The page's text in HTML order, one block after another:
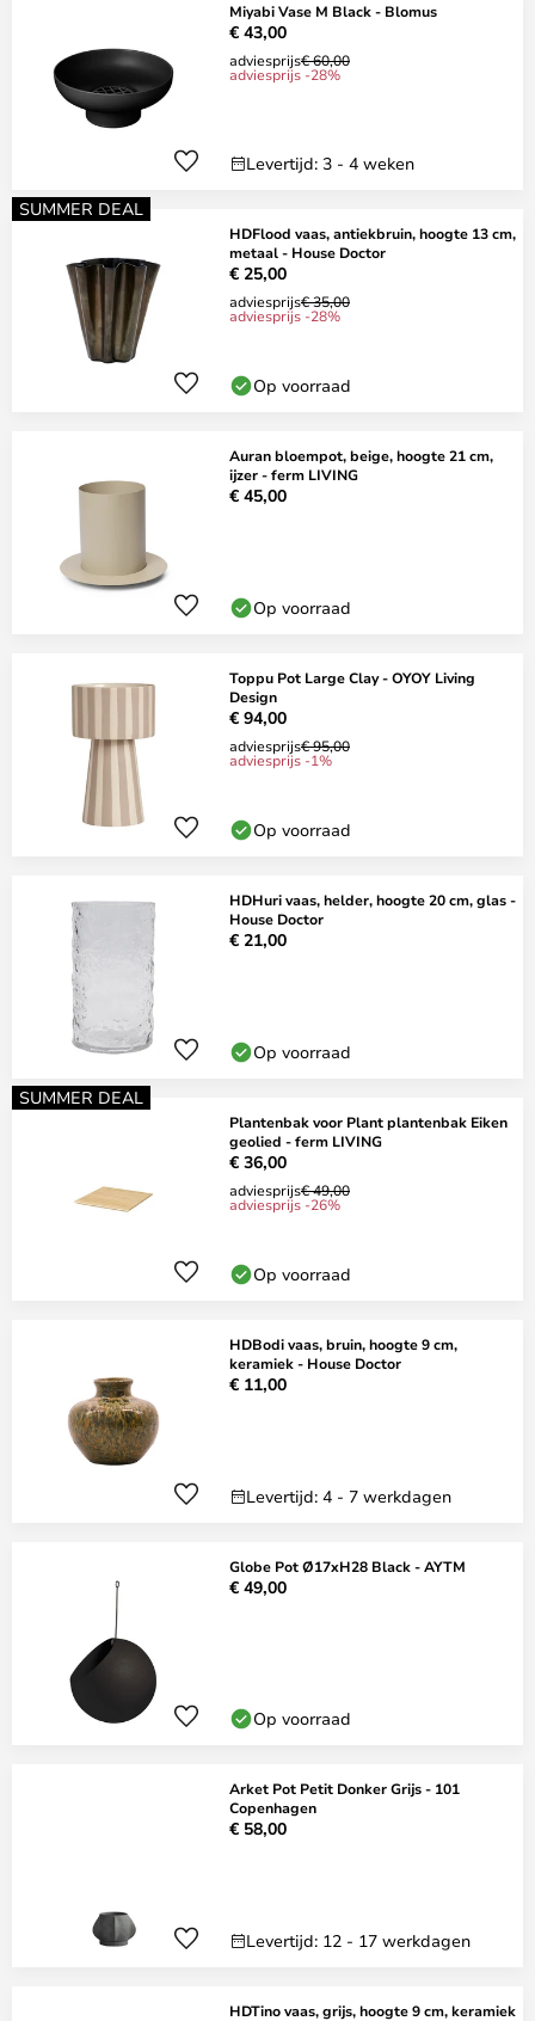
Miyabi Vase M Black - Blomus
€ 43,00
adviesprijs€ 60,00
adviesprijs -28%
Levertijd: 3 - 4 weken
SUMMER DEAL
HDFlood vaas, antiekbruin, hoogte 13 cm,
metaal - House Doctor
€ 25,00
adviesprijs€ 35,00
adviesprijs -28%
Op voorraad
Auran bloempot, beige, hoogte 21 cm,
ijzer - ferm LIVING
€ 45,00
Op voorraad
Toppu Pot Large Clay - OYOY Living
Design
€ 94,00
adviesprijs€ 95,00
adviesprijs -1%
Op voorraad
HDHuri vaas, helder, hoogte 20 cm, glas -
House Doctor
€ 21,00
Op voorraad
SUMMER DEAL
Plantenbak voor Plant plantenbak Eiken
geolied - ferm LIVING
€ 36,00
adviesprijs€ 49,00
adviesprijs -26%
Op voorraad
HDBodi vaas, bruin, hoogte 9 cm,
keramiek - House Doctor
€ 11,00
Levertijd: 4 - 7 werkdagen
Globe Pot Ø17xH28 Black - AYTM
€ 49,00
Op voorraad
Arket Pot Petit Donker Grijs - 101
Copenhagen
€ 58,00
Levertijd: 12 - 17 werkdagen
HDTino vaas, grijs, hoogte 9 cm, keramiek